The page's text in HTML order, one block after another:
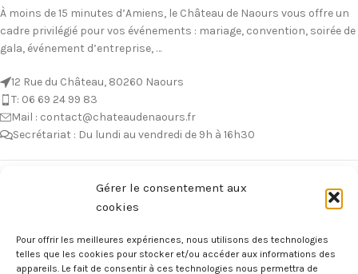
Gérer le consentement aux
cookies
Pour offrir les meilleures expériences, nous utilisons des technologies
telles que les cookies pour stocker et/ou accéder aux informations des
appareils. Le fait de consentir à ces technologies nous permettra de
À moins de 15 minutes d’Amiens, le Château de Naours vous offre un
cadre privilégié pour vos événements : mariage, convention, soirée de
gala, événement d’entreprise, …
12 Rue du Château, 80260 Naours
T: 06 69 24 99 83
Mail : contact@chateaudenaours.fr
Secrétariat : Du lundi au vendredi de 9h à 16h30
Avant de nous écrire, n’hésitez pas à consulter notre FAQ, celle-ci est
réponse à votre question !